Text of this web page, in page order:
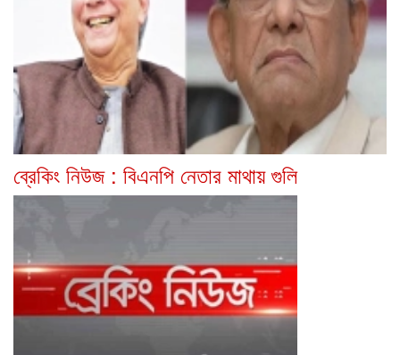
ব্রেকিং নিউজ : বিএনপি নেতার মাথায় গুলি